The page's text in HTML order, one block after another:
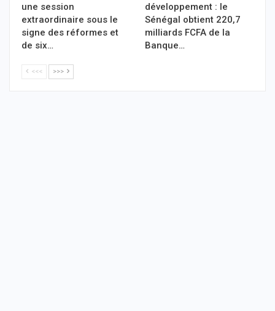
une session
extraordinaire sous le
signe des réformes et
de six…
développement : le
Sénégal obtient 220,7
milliards FCFA de la
Banque…
<<< >>>